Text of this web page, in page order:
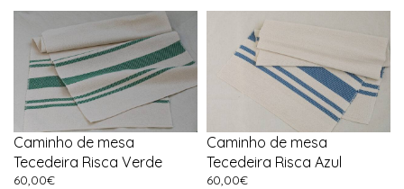
Caminho de mesa
Tecedeira Risca Verde
60,00€
Caminho de mesa
Tecedeira Risca Azul
60,00€